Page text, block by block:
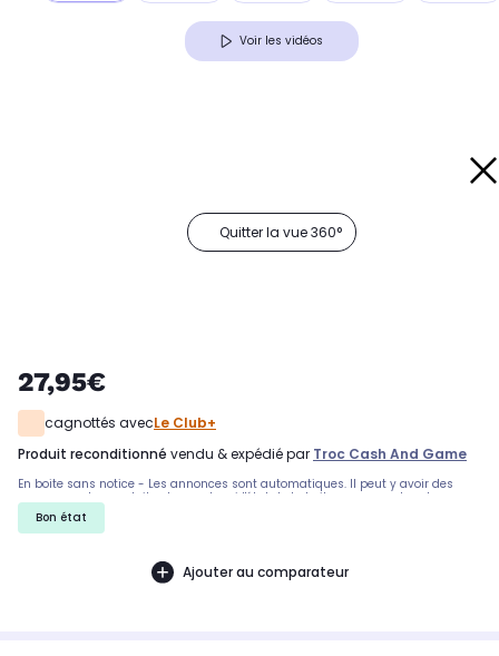
Voir les vidéos
Quitter la vue 360°
27,95€
cagnottés avecLe Club+
produit reconditionné vendu & expédié par Troc Cash And Game
En boite sans notice - Les annonces sont automatiques. Il peut y avoir des
rayures sur les produits, demandez si l'état de la boite par exemple est
important. Nous ne pouvons pas tout detailler
Bon état
Ajouter au comparateur